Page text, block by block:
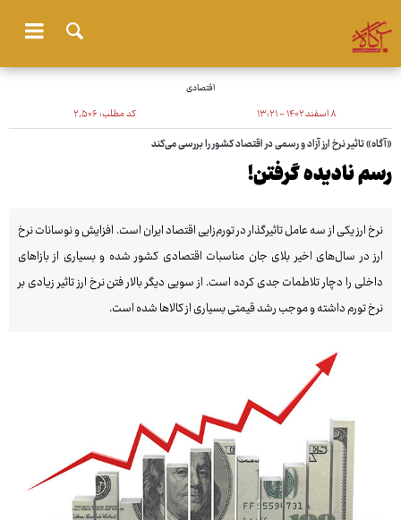
اقتصادی
۸ اسفند ۱۴۰۲ - ۱۳:۲۱ کد مطلب:۲٬۵۰۶
«آگاه» تاثیر نرخ ارز آزاد و رسمی در اقتصاد کشور را بررسی می‌کند
رسم نادیده گرفتن!
نرخ ارز یکی از سه عامل تاثیرگذار در تورم‌زایی اقتصاد ایران است. افزایش و نوسانات نرخ
ارز در سال‌های اخیر بلای جان مناسبات اقتصادی کشور شده و بسیاری از بازاهای
داخلی را دچار تلاطمات جدی کرده است. از سویی دیگر بالار فتن نرخ ارز تاثیر زیادی بر
نرخ تورم داشته و موجب رشد قیمتی بسیاری از کالاها شده است.